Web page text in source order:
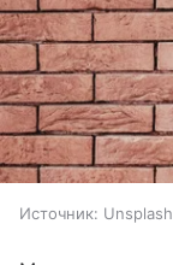
Источник: